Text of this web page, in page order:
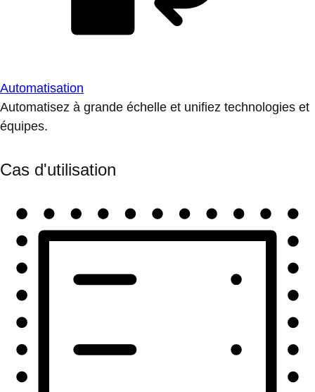
Automatisation
Automatisez à grande échelle et unifiez technologies et
équipes.
Cas d'utilisation